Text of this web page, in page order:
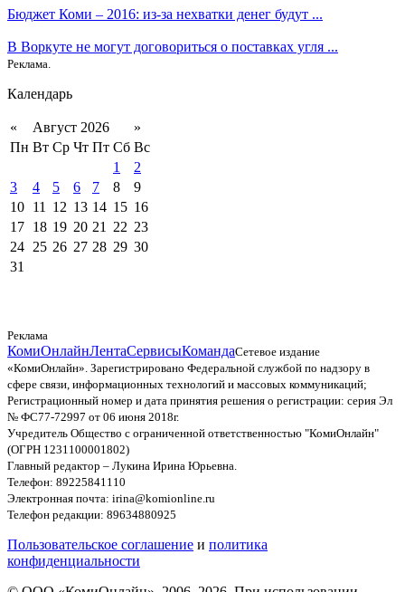
Бюджет Коми – 2016: из-за нехватки денег будут ...
В Воркуте не могут договориться о поставках угля ...
Реклама.
Календарь
« Август 2026
»
Пн Вт Ср Чт Пт Сб Вс
1
2
3
4 5 6 7 8
9
10 11 12 13 14 15 16
17 18 19 20 21 22 23
24 25 26 27 28 29 30
31
Реклама
КомиОнлайнЛентаСервисыКомандаСетевое издание
«КомиОнлайн». Зарегистрировано Федеральной службой по надзору в
сфере связи, информационных технологий и массовых коммуникаций;
Регистрационный номер и дата принятия решения о регистрации: серия Эл
№ ФС77-72997 от 06 июня 2018г.
Учредитель Общество с ограниченной ответственностью "КомиОнлайн"
(ОГРН 1231100001802)
Главный редактор – Лукина Ирина Юрьевна.
Телефон: 89225841110
Электронная почта: irina@komionline.ru
Телефон редакции: 89634880925
Пользовательское соглашение и политика
конфиденциальности